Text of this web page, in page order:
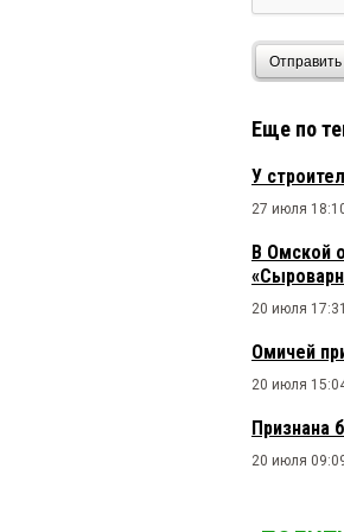
Отправить
Еще по
У
27 июля
В Омской
20 июля 17:31
Омичей
20 июля
Признана
20 июля